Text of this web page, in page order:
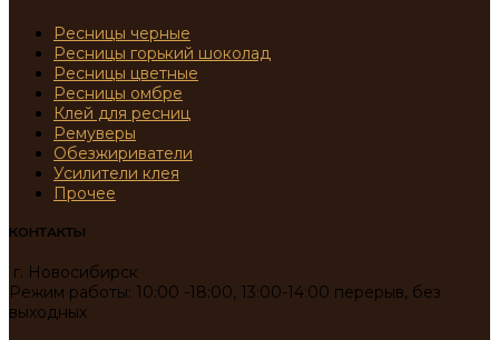
Ресницы черные
Ресницы горький шоколад
Ресницы цветные
Ресницы омбре
Клей для ресниц
Ремуверы
Обезжириватели
Усилители клея
Прочее
КОНТАКТЫ
г. Новосибирск
Режим работы: 10:00 -18:00, 13:00-14:00 перерыв, без
выходных